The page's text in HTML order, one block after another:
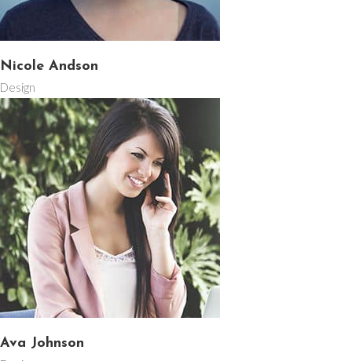
Nicole Andson
Design
Ava Johnson